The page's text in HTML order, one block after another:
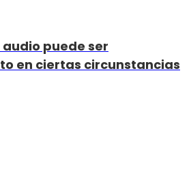
puede ser
en ciertas circunstancias